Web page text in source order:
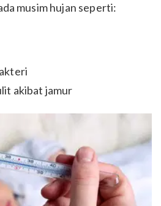
musim hujan seperti:
akibat jamur